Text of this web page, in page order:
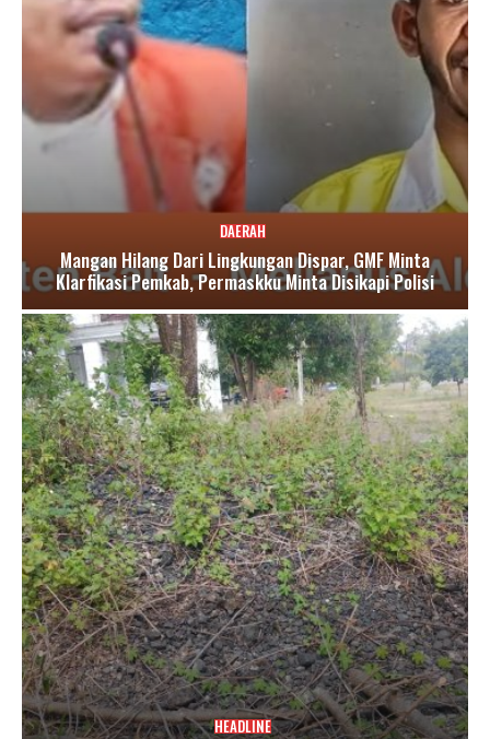
DAERAH
Mangan Hilang Dari Lingkungan Dispar, GMF Minta
Klarfikasi Pemkab, Permaskku Minta Disikapi Polisi
HEADLINE